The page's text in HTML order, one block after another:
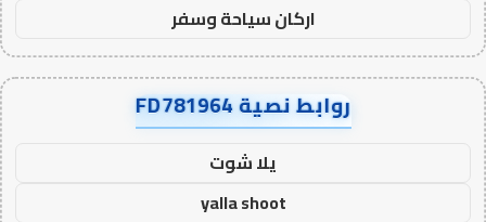
اركان سياحة وسفر
روابط نصية FD781964
يلا شوت
yalla shoot